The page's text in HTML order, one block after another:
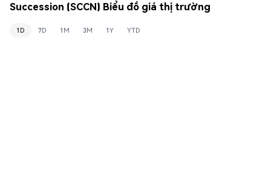
Succession (SCCN) Biểu đồ giá thị trường
1D 7D 1M 3M 1Y YTD